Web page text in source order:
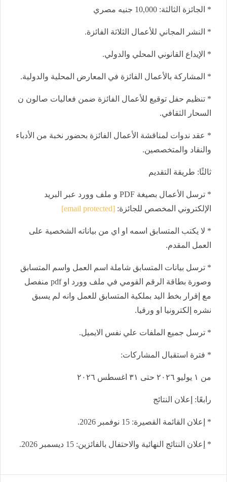
* الجائزة الثالثة: 10,000 جنيه مصري
* النشر المجاني للأعمال الثلاثة الفائزة.
* الإيداع القانوني المحلي والدولي.
* المشاركة بالأعمال الفائزة في المعارض المحلية والدولية.
* تنظيم حفل توقيع للأعمال الفائزة ضمن فعاليات صالون ن
السحار الثقافي.
* عقد ندوات لمناقشة الأعمال الفائزة بحضور نخبة من الأدباء
والنقاد والمتخصصين.
ثالثًا: طريقة التقديم
* ترسل الأعمال بصيغة PDF و ملف وورد عبر البريد
الإلكتروني المخصص للجائزة: [email protected]
* لا يكتب المتسابق اسمه او اي من بياناته الشخصية على
العمل المقدم.
* ترسل بيانات المتسابق شاملة اسم العمل واسم المتسابق
وصورة بطاقة الرقم القومي في ملف وورد او pdf منفصل
مع إقرار بخط اليد بملكية المتسابق للعمل وانه لم يسبق
نشره إلكترونيا او ورقيا.
* ترسل جميع الملفات علي نفس الايميل.
* فترة استقبال المشاركات:
من ١ يوليو ٢٠٢٦ حتى ٣١ اغسطس ٢٠٢٦
رابعًا: إعلان النتائج
* إعلان القائمة القصيرة: 15 نوفمبر 2026.
* إعلان النتائج النهائية والاحتفال بالفائزين: 15 ديسمبر 2026.